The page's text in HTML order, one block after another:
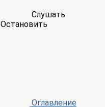
Слушать
Остановить
Оглавление